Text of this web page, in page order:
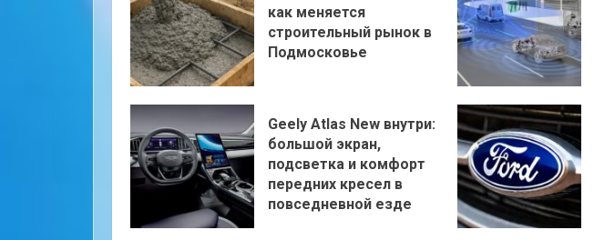
как меняется
строительный рынок в
Подмосковье
Geely Atlas New внутри:
большой экран,
подсветка и комфорт
передних кресел в
повседневной езде